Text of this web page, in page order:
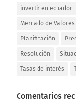
invertir en ecuador
Mercado de Valores
Planificación
Resolución
Tasas de interés
Comentarios